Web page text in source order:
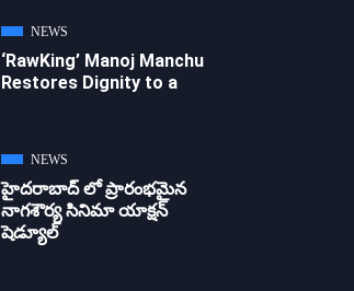
NEWS
‘RawKing’ Manoj Manchu
Restores Dignity to a
NEWS
హైదరాబాద్ లో ప్రారంభమైన
నాగశౌర్య సినిమా యాక్షన్
షెడ్యూల్